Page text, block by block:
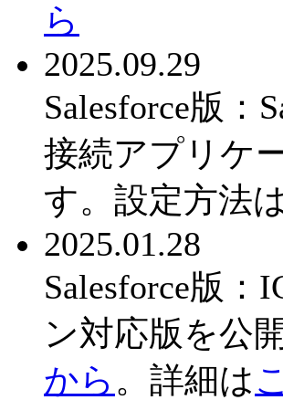
ら
2025.09.29
Salesforce版
接続アプリケ
す。設定方法
2025.01.28
Salesforce版
ン対応版を公
から 。詳細は